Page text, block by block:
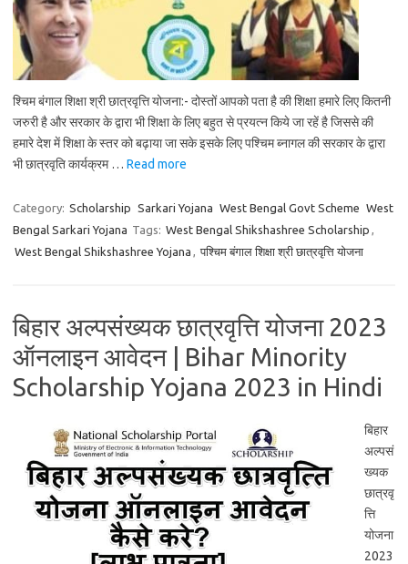
श्चिम बंगाल शिक्षा श्री छात्रवृत्ति योजना:- दोस्तों आपको पता है की शिक्षा हमारे लिए कितनी
जरुरी है और सरकार के द्वारा भी शिक्षा के लिए बहुत से प्रयत्न किये जा रहें है जिससे की
हमारे देश में शिक्षा के स्तर को बढ़ाया जा सके इसके लिए पश्चिम ब्नागल की सरकार के द्वारा
भी छात्रवृति कार्यक्रम … Read more
Category: Scholarship Sarkari Yojana West Bengal Govt Scheme West
Bengal Sarkari Yojana Tags: West Bengal Shikshashree Scholarship ,
West Bengal Shikshashree Yojana , पश्चिम बंगाल शिक्षा श्री छात्रवृत्ति योजना
बिहार अल्पसंख्यक छात्रवृत्ति योजना 2023
ऑनलाइन आवेदन | Bihar Minority
Scholarship Yojana 2023 in Hindi
बिहार
अल्पसं
ख्यक
छात्रवृ
त्ति
योजना
2023